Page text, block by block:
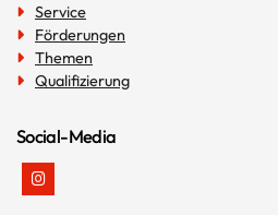
Service
Förderungen
Themen
Qualifizierung
Social-Media